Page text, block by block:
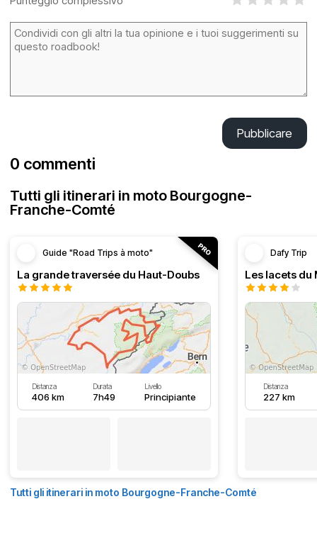
Pubblicare
0 commenti
Tutti gli itinerari in moto Bourgogne-
Franche-Comté
Guide "Road Trips à moto"
La grande traversée du Haut-Doubs
Distanza
406 km
Durata
7h49
Livello
Principiante
Dafy Trip
Les lacets du
Distanza
227 km
Tutti gli itinerari in moto Bourgogne-Franche-Comté